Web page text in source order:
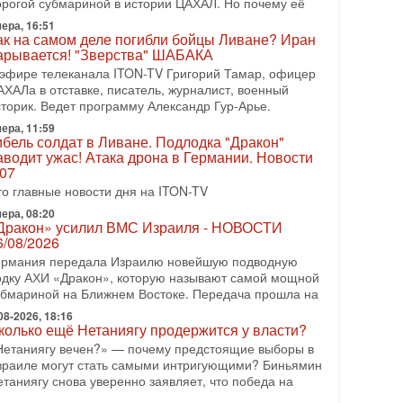
2026, 17:50
голос» Израиля: кто заберет его на этот
русскоязычных репатриантов не раз кардинально
политический ландшафт Израиля. Достаточно
взлет партии «Исраэль ба-алия», когда
2026, 17:00
закрытых дверей: о чём на самом деле
Трамп и Нетаньяху?
визит премьер-министра Израиля Биньямина
в США и его встреча с Дональдом Трампом
больше вопросов, чем ответов. Полная
07-2026, 15:18
готовит покушение на Нетаниягу! Трамп не
эскалации, но КСИР готовит взрыв!
телеканала ITON-TV СЕРГЕЙ МИГДАЛЬ,
по вопросам безопасности, офицер запаса
управления полиции Израиля, автор
07-2026, 09:02
за разоружение ХАМАСа - НОВОСТИ
07/2026
президент США Дональд Трамп заявил о
16:51
на самом деле погибли бойцы Ливане? Иран
"Зверства" ШАБАКА
телеканала ITON-TV Григорий Тамар, офицер
в отставке, писатель, журналист, военный
Ведет программу Александр Гур-Арье.
11:59
солдат в Ливане. Подлодка "Дракон"
ужас! Атака дрона в Германии. Новости
главные новости дня на ITON-TV
08:20
усилил ВМС Израиля - НОВОСТИ
08/2026
передала Израилю новейшую подводную
АХИ «Дракон», которую называют самой мощной
на Ближнем Востоке. Передача прошла на
2026, 18:16
ещё Нетаниягу продержится у власти?
вечен?» — почему предстоящие выборы в
могут стать самыми интригующими? Биньямин
снова уверенно заявляет, что победа на